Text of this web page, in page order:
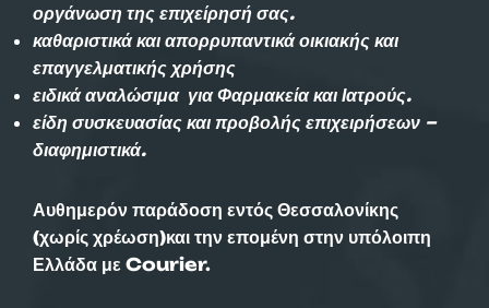
οργάνωση της επιχείρησή σας.
καθαριστικά και απορρυπαντικά οικιακής και
επαγγελματικής χρήσης
ειδικά αναλώσιμα για Φαρμακεία και Ιατρούς.
είδη συσκευασίας και προβολής επιχειρήσεων –
διαφημιστικά.
Αυθημερόν παράδοση εντός Θεσσαλονίκης
(χωρίς χρέωση)και την επομένη στην υπόλοιπη
Ελλάδα με Courier.